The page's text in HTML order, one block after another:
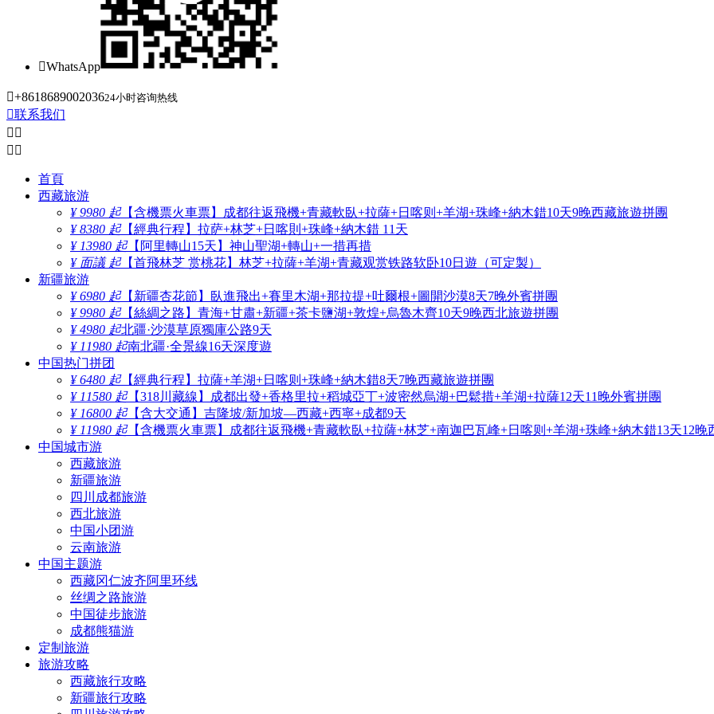
WhatsApp
+861868900203624小时咨询热线
联系我们
 
 
首頁
西藏旅游
¥ 9980 起【含機票火車票】成都往返飛機+青藏軟臥+拉薩+日喀则+羊湖+珠峰+納木錯10天9晚西藏旅遊拼團
¥ 8380 起【經典行程】拉萨+林芝+日喀則+珠峰+納木錯 11天
¥ 13980 起【阿里轉山15天】神山聖湖+轉山+一措再措
¥ 面議 起【首飛林芝 赏桃花】林芝+拉薩+羊湖+青藏观赏铁路软卧10日遊（可定製）
新疆旅游
¥ 6980 起【新疆杏花節】臥進飛出+賽里木湖+那拉提+吐爾根+圖開沙漠8天7晚外賓拼團
¥ 9980 起【絲綢之路】青海+甘肅+新疆+茶卡鹽湖+敦煌+烏魯木齊10天9晚西北旅遊拼團
¥ 4980 起北疆·沙漠草原獨庫公路9天
¥ 11980 起南北疆·全景線16天深度遊
中国热门拼团
¥ 6480 起【經典行程】拉薩+羊湖+日喀则+珠峰+納木錯8天7晚西藏旅遊拼團
¥ 11580 起【318川藏線】成都出發+香格里拉+稻城亞丁+波密然烏湖+巴鬆措+羊湖+拉薩12天11晚外賓拼團
¥ 16800 起【含大交通】吉隆坡/新加坡—西藏+西寧+成都9天
¥ 11980 起【含機票火車票】成都往返飛機+青藏軟臥+拉薩+林芝+南迦巴瓦峰+日喀则+羊湖+珠峰+納木錯13天12晚
中国城市游
西藏旅游
新疆旅游
四川成都旅游
西北旅游
中国小团游
云南旅游
中国主题游
西藏冈仁波齐阿里环线
丝绸之路旅游
中国徒步旅游
成都熊猫游
定制旅游
旅游攻略
西藏旅行攻略
新疆旅行攻略